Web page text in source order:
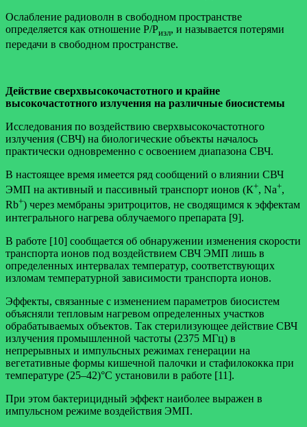
Ослабление радиоволн в свободном пространстве
определяется как отношение Р/Ризл, и называется потерями
передачи в свободном пространстве.
Действие сверхвысокочастотного и крайне
высокочастотного излучения на различные биосистемы
Исследования по воздействию сверхвысокочастотного
излучения (СВЧ) на биологические объекты началось
практически одновременно с освоением диапазона СВЧ.
В настоящее время имеется ряд сообщений о влиянии СВЧ
ЭМП на активный и пассивный транспорт ионов (К+, Na+,
Rb+) через мембраны эритроцитов, не сводящимся к эффектам
интегрального нагрева облучаемого препарата [9].
В работе [10] сообщается об обнаружении изменения скорости
транспорта ионов под воздействием СВЧ ЭМП лишь в
определенных интервалах температур, соответствующих
изломам температурной зависимости транспорта ионов.
Эффекты, связанные с изменением параметров биосистем
объясняли тепловым нагревом определенных участков
обрабатываемых объектов. Так стерилизующее действие СВЧ
излучения промышленной частоты (2375 МГц) в
непрерывных и импульсных режимах генерации на
вегетативные формы кишечной палочки и стафилококка при
температуре (25–42)°С установили в работе [11].
При этом бактерицидный эффект наиболее выражен в
импульсном режиме воздействия ЭМП.